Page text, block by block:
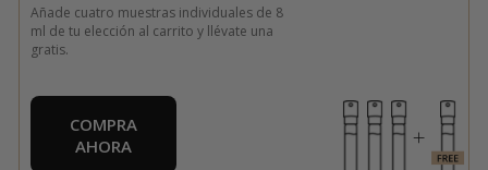
Añade cuatro muestras individuales de 8
ml de tu elección al carrito y llévate una
gratis.
COMPRA
AHORA